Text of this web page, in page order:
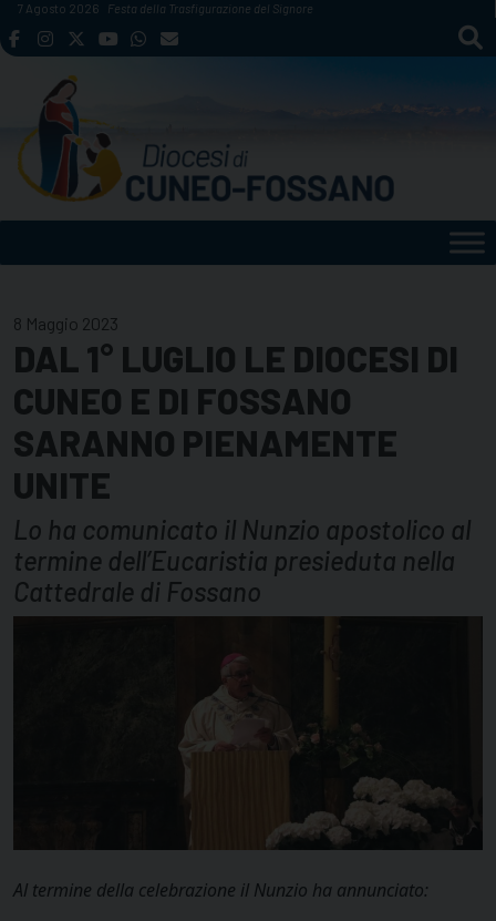
Skip
to
7 Agosto 2026 Festa della Trasfigurazione del Signore
8 Maggio 2023
DAL 1° LUGLIO LE DIOCESI DI
CUNEO E DI FOSSANO
SARANNO PIENAMENTE
UNITE
Lo ha comunicato il Nunzio apostolico al
termine dell’Eucaristia presieduta nella
Cattedrale di Fossano
Al termine della celebrazione il Nunzio ha annunciato: